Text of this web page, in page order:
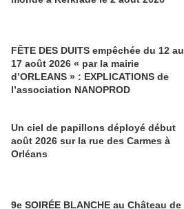
FÊTE DES DUITS empêchée du 12 au
17 août 2026 « par la mairie
d’ORLEANS » : EXPLICATIONS de
l’association NANOPROD
Un ciel de papillons déployé début
août 2026 sur la rue des Carmes à
Orléans
9e SOIRÉE BLANCHE au Château de